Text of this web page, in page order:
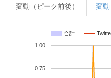
変動（ピーク前後） 変動
合計
0.75
1.00